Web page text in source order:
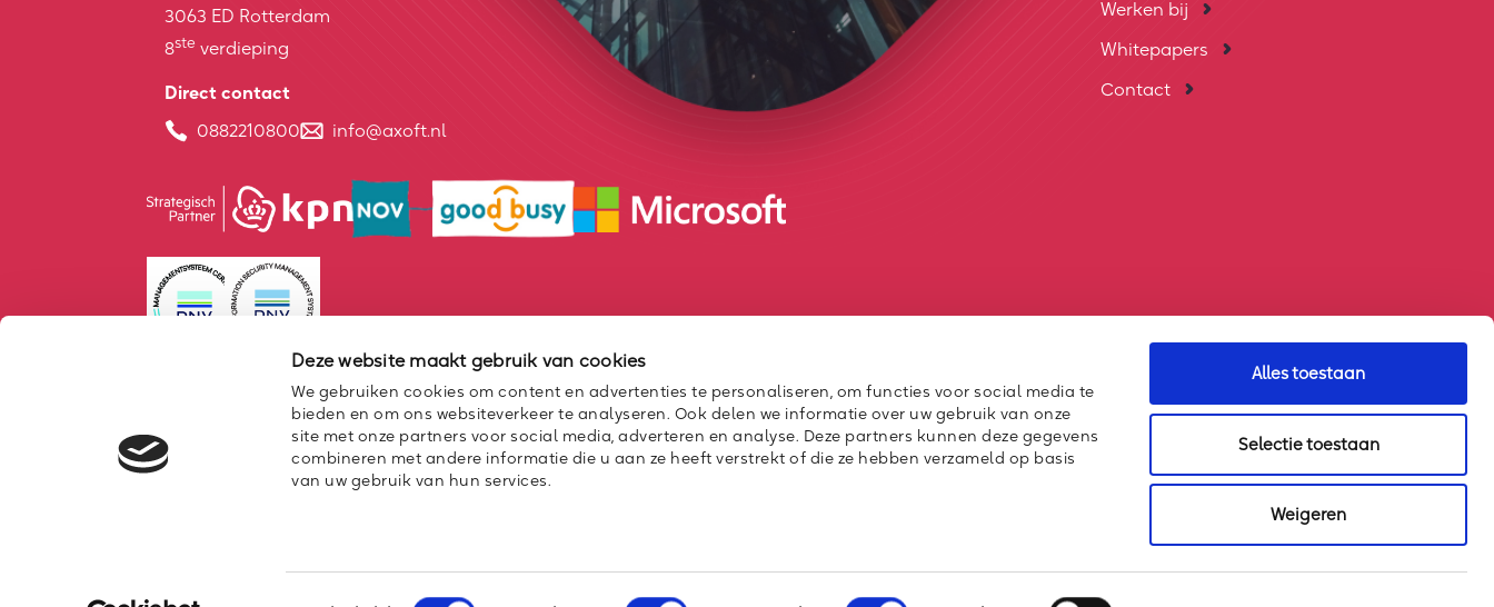
Deze website maakt gebruik van cookies
We gebruiken cookies om content en advertenties te personaliseren, om functies voor social media te
bieden en om ons websiteverkeer te analyseren. Ook delen we informatie over uw gebruik van onze
site met onze partners voor social media, adverteren en analyse. Deze partners kunnen deze gegevens
combineren met andere informatie die u aan ze heeft verstrekt of die ze hebben verzameld op basis
van uw gebruik van hun services.
Toestemmingsselectie
Alles toestaan
Selectie toestaan
Weigeren
3063 ED Rotterdam
8ste verdieping
Direct contact
0882210800
info@axoft.nl
Werken bij
Whitepapers
Contact